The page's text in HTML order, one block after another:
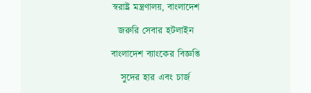
স্বরাষ্ট্র মন্ত্রণালয়, বাংলাদেশ
জরুরি সেবার হটলাইন
বাংলাদেশ ব্যাংকের বিজ্ঞপ্তি
সুদের হার এবং চার্জ